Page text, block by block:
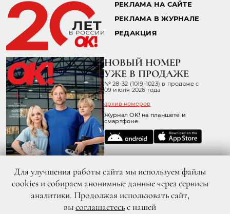
РЕКЛАМА НА САЙТЕ
РЕКЛАМА В ЖУРНАЛЕ
РЕДАКЦИЯ
НОВЫЙ НОМЕР
УЖЕ В ПРОДАЖЕ
№ 28-32 (1019-1023) в продаже с
09 июля 2026 года
архив номеров
Журнал OK! на планшете и
смартфоне
Для улучшения работы сайта мы используем файлы
cookies и собираем анонимные данные через сервисы
аналитики. Продолжая использовать сайт,
высоглашаетесьс нашей